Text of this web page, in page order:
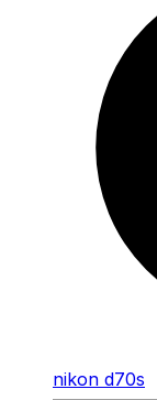
nikon d70s